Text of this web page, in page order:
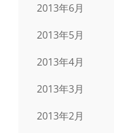
2013年6月
2013年5月
2013年4月
2013年3月
2013年2月